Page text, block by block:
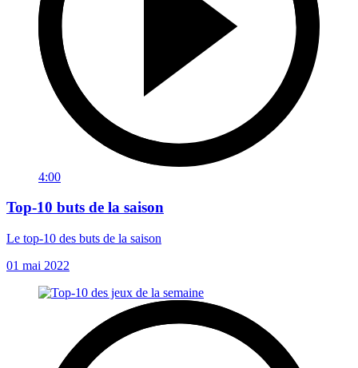
4:00
Top-10 buts de la saison
Le top-10 des buts de la saison
01 mai 2022